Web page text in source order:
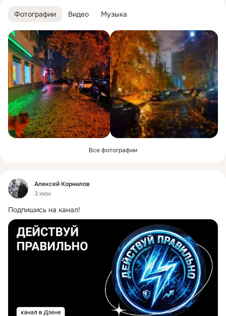
Фотографии Видео Музыка
Все фотографии
Фид
Алексей Корнилов
3 июн
Подпишись на канал!